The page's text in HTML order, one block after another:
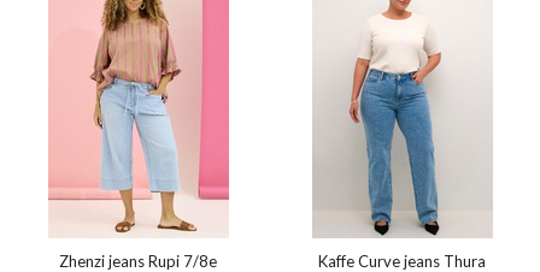
Zhenzi jeans Rupi 7/8e
Kaffe Curve jeans Thura